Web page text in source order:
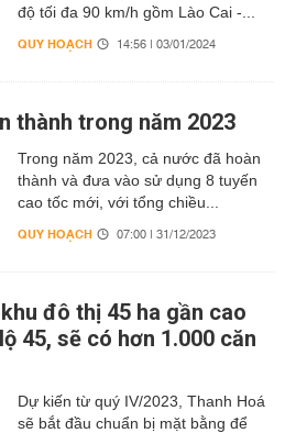
độ tối đa 90 km/h gồm Lào Cai -...
QUY HOẠCH 14:56 | 03/01/2024
thành trong năm 2023
Trong năm 2023, cả nước đã hoàn
thành và đưa vào sử dụng 8 tuyến
cao tốc mới, với tổng chiều...
QUY HOẠCH 07:00 | 31/12/2023
đô thị 45 ha gần cao
45, sẽ có hơn 1.000 căn
Dự kiến từ quý IV/2023, Thanh Hoá
sẽ bắt đầu chuẩn bị mặt bằng để